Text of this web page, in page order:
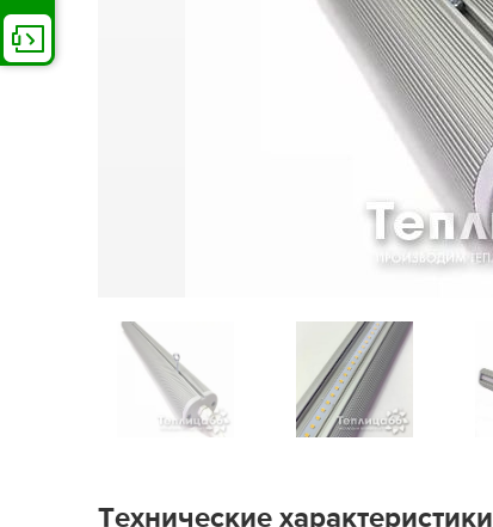
Технические характеристики